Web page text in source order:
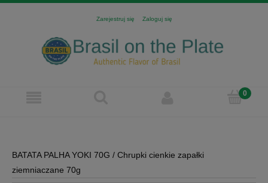
Zarejestruj się Zaloguj się
BATATA PALHA YOKI 70G / Chrupki cienkie zapałki
ziemniaczane 70g